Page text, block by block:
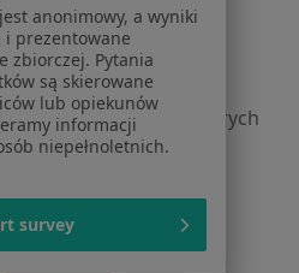
pacjentów
profesjonalistów
profesjonalistów, których
samodzielnie
wyszukiwania
anonimowy, a wyniki
i prezentowane
zbiorczej. Pytania
są skierowane
lub opiekunów
informacji
niepełnoletnich.
survey